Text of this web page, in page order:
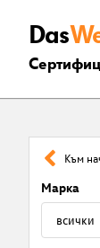
Das
Към
Марка